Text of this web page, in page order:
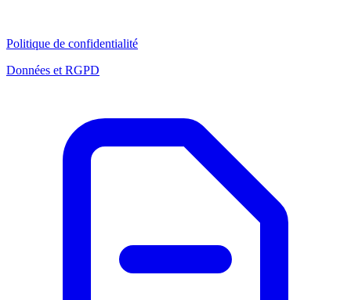
Politique de confidentialité
Données et RGPD